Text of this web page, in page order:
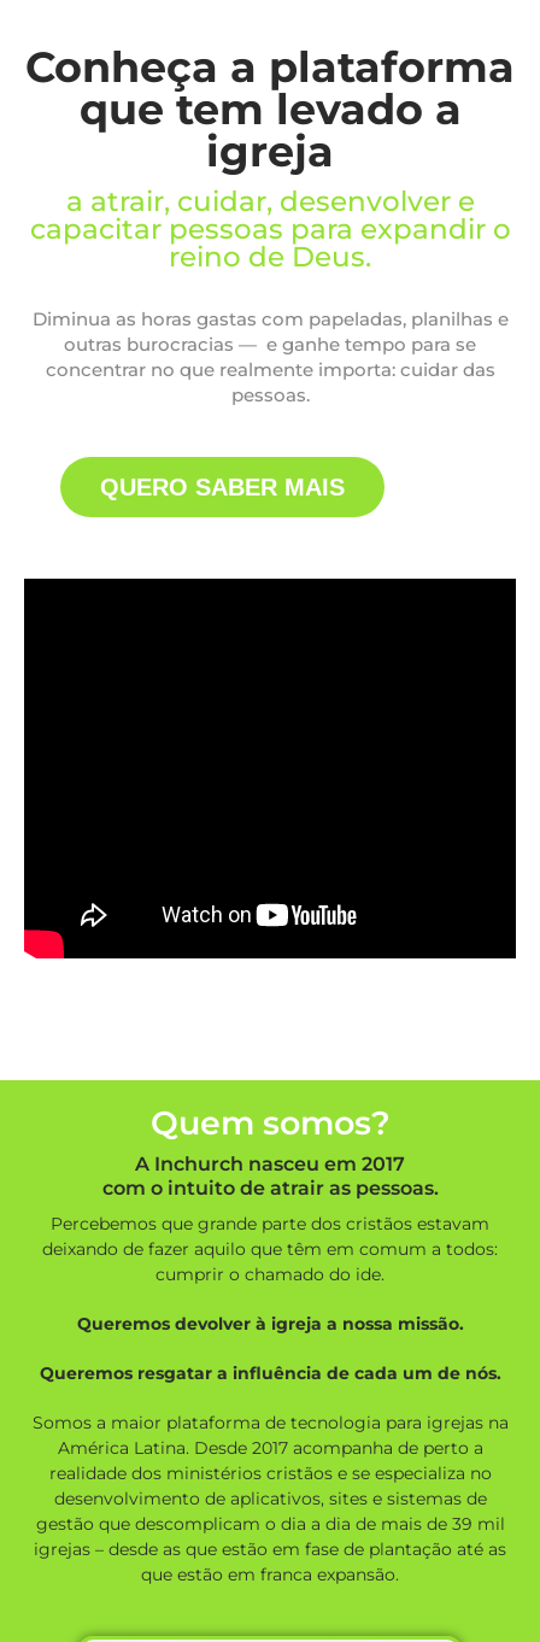
Conheça a plataforma
que tem levado a
igreja
a atrair, cuidar, desenvolver e
capacitar pessoas para expandir o
reino de Deus.
Diminua as horas gastas com papeladas, planilhas e
outras burocracias — e ganhe tempo para se
concentrar no que realmente importa: cuidar das
pessoas.
QUERO SABER MAIS
Quem somos?
A Inchurch nasceu em 2017
com o intuito de atrair as pessoas.
Percebemos que grande parte dos cristãos estavam
deixando de fazer aquilo que têm em comum a todos:
cumprir o chamado do ide.
Queremos devolver à igreja a nossa missão.
Queremos resgatar a influência de cada um de nós.
Somos a maior plataforma de tecnologia para igrejas na
América Latina. Desde 2017 acompanha de perto a
realidade dos ministérios cristãos e se especializa no
desenvolvimento de aplicativos, sites e sistemas de
gestão que descomplicam o dia a dia de mais de 39 mil
igrejas – desde as que estão em fase de plantação até as
que estão em franca expansão.